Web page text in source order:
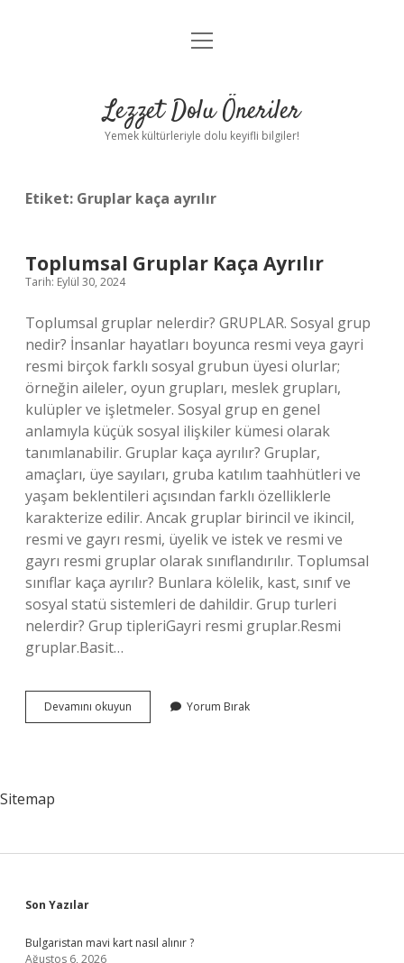
Anasayfa
Yasal Uyarı
menüyü
Lezzet Dolu Öneriler
Yemek kültürleriyle dolu keyifli bilgiler!
Etiket: Gruplar kaça ayrılır
Toplumsal Gruplar Kaça Ayrılır
Tarih: Eylül 30, 2024
Toplumsal gruplar nelerdir? GRUPLAR. Sosyal grup
nedir? İnsanlar hayatları boyunca resmi veya gayri
resmi birçok farklı sosyal grubun üyesi olurlar;
örneğin aileler, oyun grupları, meslek grupları,
kulüpler ve işletmeler. Sosyal grup en genel
anlamıyla küçük sosyal ilişkiler kümesi olarak
tanımlanabilir. Gruplar kaça ayrılır? Gruplar,
amaçları, üye sayıları, gruba katılım taahhütleri ve
yaşam beklentileri açısından farklı özelliklerle
karakterize edilir. Ancak gruplar birincil ve ikincil,
resmi ve gayrı resmi, üyelik ve istek ve resmi ve
gayrı resmi gruplar olarak sınıflandırılır. Toplumsal
sınıflar kaça ayrılır? Bunlara kölelik, kast, sınıf ve
sosyal statü sistemleri de dahildir. Grup turleri
nelerdir? Grup tipleriGayri resmi gruplar.Resmi
gruplar.Basit…
Devamını okuyun Toplumsal
Gruplar
Yorum Bırak
Sitemap
Sidebar
Son Yazılar
Bulgaristan mavi kart nasıl alınır ?
Ağustos 6, 2026